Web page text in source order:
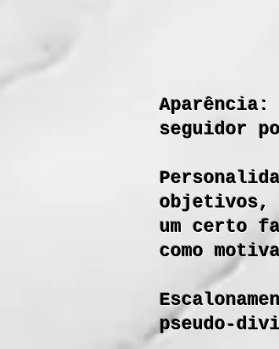
seguidor
objetivos,
um certo
como
pseudo-